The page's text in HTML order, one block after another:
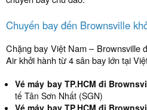
Chuyến bay đến Brownsville
Chặng bay Việt Nam – Brownsville
Air khởi hành từ 4 sân bay lớn tại
Vé máy bay TP.HCM đi
tế Tân Sơn Nhất (SGN)
Vé máy bay TP.HCM đi